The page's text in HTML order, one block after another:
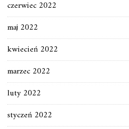
czerwiec 2022
maj 2022
kwiecień 2022
marzec 2022
luty 2022
styczeń 2022